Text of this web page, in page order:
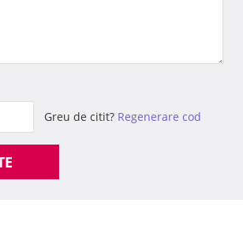
Greu de citit? Regenerare cod